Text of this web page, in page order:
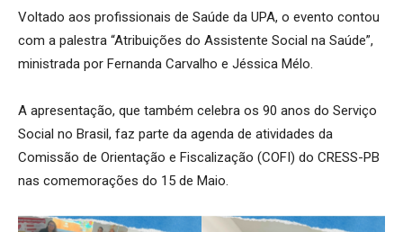
Voltado aos profissionais de Saúde da UPA, o evento contou
com a palestra “Atribuições do Assistente Social na Saúde”,
ministrada por Fernanda Carvalho e Jéssica Mélo.
A apresentação, que também celebra os 90 anos do Serviço
Social no Brasil, faz parte da agenda de atividades da
Comissão de Orientação e Fiscalização (COFI) do CRESS-PB
nas comemorações do 15 de Maio.